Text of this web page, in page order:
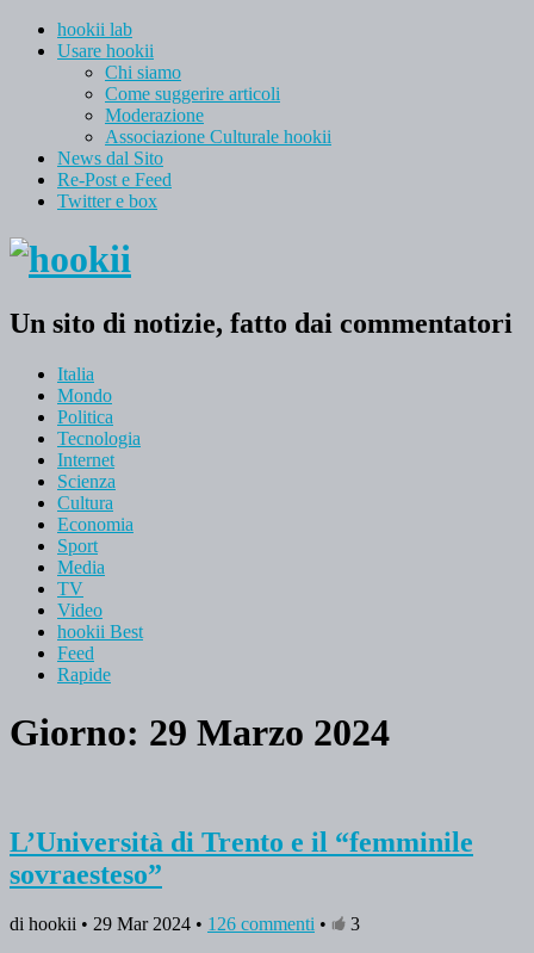
hookii lab
Usare hookii
Chi siamo
Come suggerire articoli
Moderazione
Associazione Culturale hookii
News dal Sito
Re-Post e Feed
Twitter e box
Un sito di notizie, fatto dai commentatori
Italia
Mondo
Politica
Tecnologia
Internet
Scienza
Cultura
Economia
Sport
Media
TV
Video
hookii Best
Feed
Rapide
Giorno: 29 Marzo 2024
L’Università di Trento e il “femminile
sovraesteso”
di hookii • 29 Mar 2024 • 126 commenti •
3